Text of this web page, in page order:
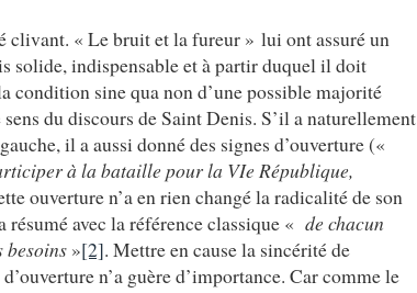
clivant. « Le bruit et la fureur » lui ont assuré un
solide, indispensable et à partir duquel il doit
condition sine qua non d’une possible majorité
du discours de Saint Denis. S’il a naturellement
il a aussi donné des signes d’ouverture («
à la bataille pour la VIe République,
ouverture n’a en rien changé la radicalité de son
résumé avec la référence classique « de chacun
besoins »[2]. Mettre en cause la sincérité de
n’a guère d’importance. Car comme le